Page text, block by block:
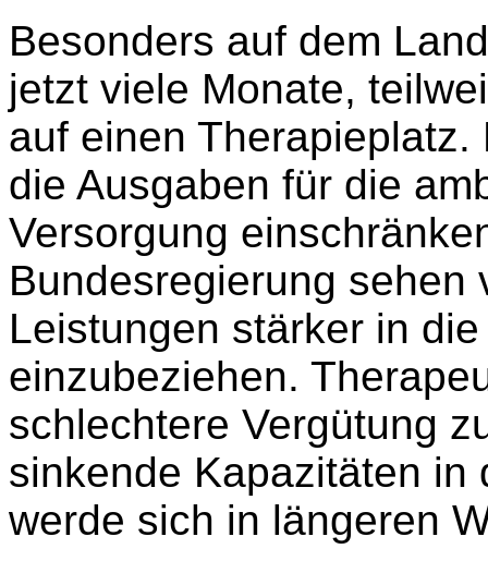
Besonders auf dem
jetzt viele Monate,
auf einen
die Ausgaben für die
Versorgung
Bundesregierung sehen
Leistungen stärker in
einzubeziehen.
schlechtere Vergütung
sinkende Kapazitäten in
werde sich in längeren